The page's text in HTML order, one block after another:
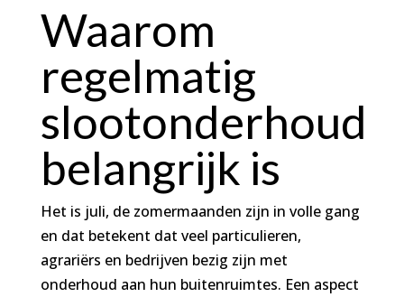
Waarom
regelmatig
slootonderhoud
belangrijk is
Het is juli, de zomermaanden zijn in volle gang
en dat betekent dat veel particulieren,
agrariërs en bedrijven bezig zijn met
onderhoud aan hun buitenruimtes. Een aspect